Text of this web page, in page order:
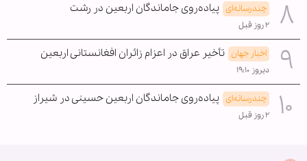
چندرسانه‌ای پیاده‌روی جاماندگان اربعین در رشت
۲ روز قبل
اخبار جهان تأخیر عراق در اعزام زائران افغانستانی اربعین
دیروز ۱۹:۱۰
چندرسانه‌ای پیاده‌روی جاماندگان اربعین حسینی در شیراز
۲ روز قبل